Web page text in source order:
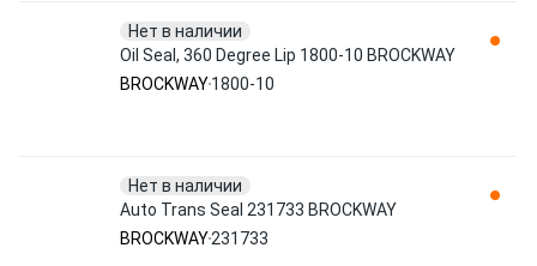
Нет в наличии
Oil Seal, 360 Degree Lip 1800-10 BROCKWAY
BROCKWAY1800-10
Нет в наличии
Auto Trans Seal 231733 BROCKWAY
BROCKWAY231733